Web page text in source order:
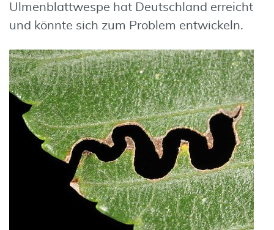
Ulmenblattwespe hat Deutschland erreicht
und könnte sich zum Problem entwickeln.